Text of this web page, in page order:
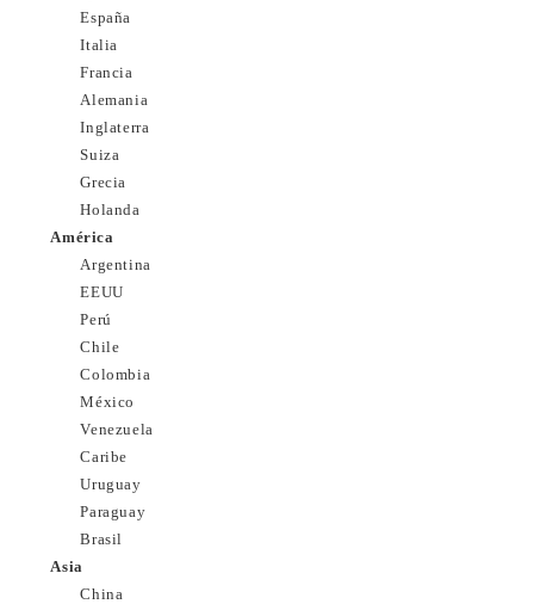
España
Italia
Francia
Alemania
Inglaterra
Suiza
Grecia
Holanda
América
Argentina
EEUU
Perú
Chile
Colombia
México
Venezuela
Caribe
Uruguay
Paraguay
Brasil
Asia
China